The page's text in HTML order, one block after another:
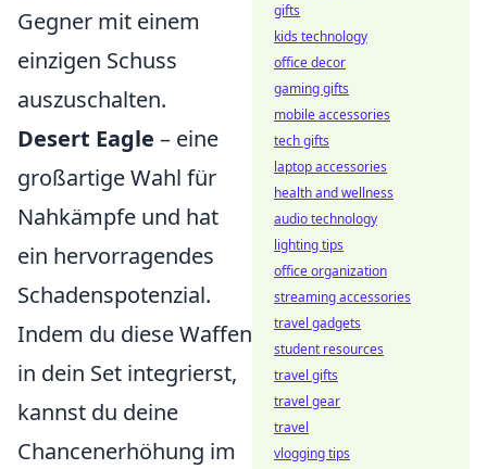
Gegner mit einem
einzigen Schuss
auszuschalten.
Desert Eagle – eine
großartige Wahl für
Nahkämpfe und hat
ein hervorragendes
Schadenspotenzial.
Indem du diese Waffen
in dein Set integrierst,
kannst du deine
Chancenerhöhung im
gifts
kids technology
office decor
gaming gifts
mobile accessories
tech gifts
laptop accessories
health and wellness
audio technology
lighting tips
office organization
streaming accessories
travel gadgets
student resources
travel gifts
travel gear
travel
vlogging tips